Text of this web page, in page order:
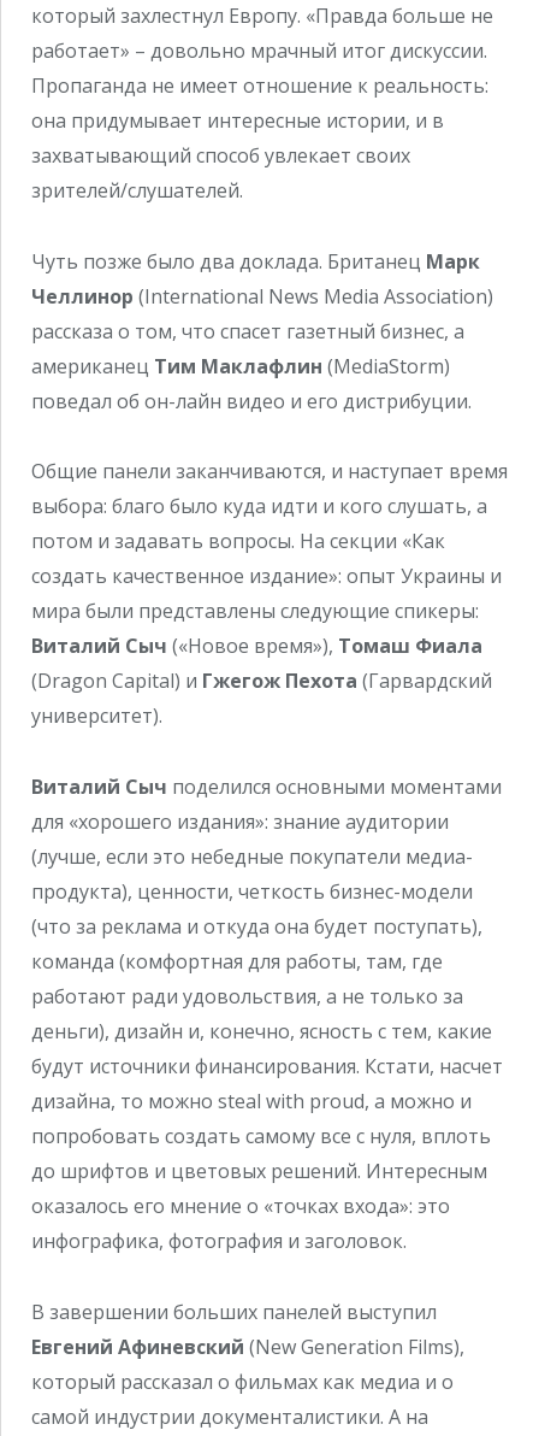
который захлестнул Европу. «Правда больше не
работает» – довольно мрачный итог дискуссии.
Пропаганда не имеет отношение к реальность:
она придумывает интересные истории, и в
захватывающий способ увлекает своих
зрителей/слушателей.
Чуть позже было два доклада. Британец Марк
Челлинор (International News Media Association)
рассказа о том, что спасет газетный бизнес, а
американец Тим Маклафлин (MediaStorm)
поведал об он-лайн видео и его дистрибуции.
Общие панели заканчиваются, и наступает время
выбора: благо было куда идти и кого слушать, а
потом и задавать вопросы. На секции «Как
создать качественное издание»: опыт Украины и
мира были представлены следующие спикеры:
Виталий Сыч («Новое время»), Томаш Фиала
(Dragon Capital) и Гжегож Пехота (Гарвардский
университет).
Виталий Сыч поделился основными моментами
для «хорошего издания»: знание аудитории
(лучше, если это небедные покупатели медиа-
продукта), ценности, четкость бизнес-модели
(что за реклама и откуда она будет поступать),
команда (комфортная для работы, там, где
работают ради удовольствия, а не только за
деньги), дизайн и, конечно, ясность с тем, какие
будут источники финансирования. Кстати, насчет
дизайна, то можно steal with proud, а можно и
попробовать создать самому все с нуля, вплоть
до шрифтов и цветовых решений. Интересным
оказалось его мнение о «точках входа»: это
инфографика, фотография и заголовок.
В завершении больших панелей выступил
Евгений Афиневский (New Generation Films),
который рассказал о фильмах как медиа и о
самой индустрии документалистики. А на